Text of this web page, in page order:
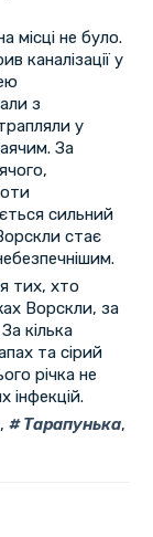
місці не було.
каналізації у
з
у
За
сильний
стає
тих, хто
Ворскли, за
кілька
та сірий
річка не
інфекцій.
, Тарапунька,